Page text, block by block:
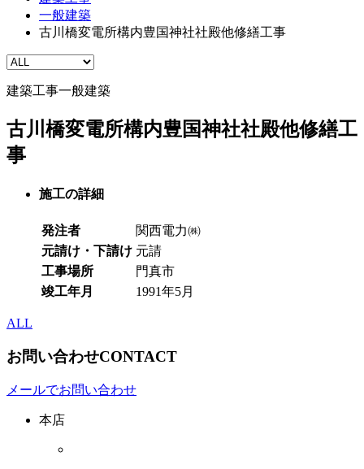
一般建築
古川橋変電所構内豊国神社社殿他修繕工事
建築工事一般建築
古川橋変電所構内豊国神社社殿他修繕工
事
施工の詳細
発注者
関西電力㈱
元請け・下請け 元請
工事場所
門真市
竣工年月
1991年5月
ALL
お問い合わせCONTACT
メールでお問い合わせ
本店